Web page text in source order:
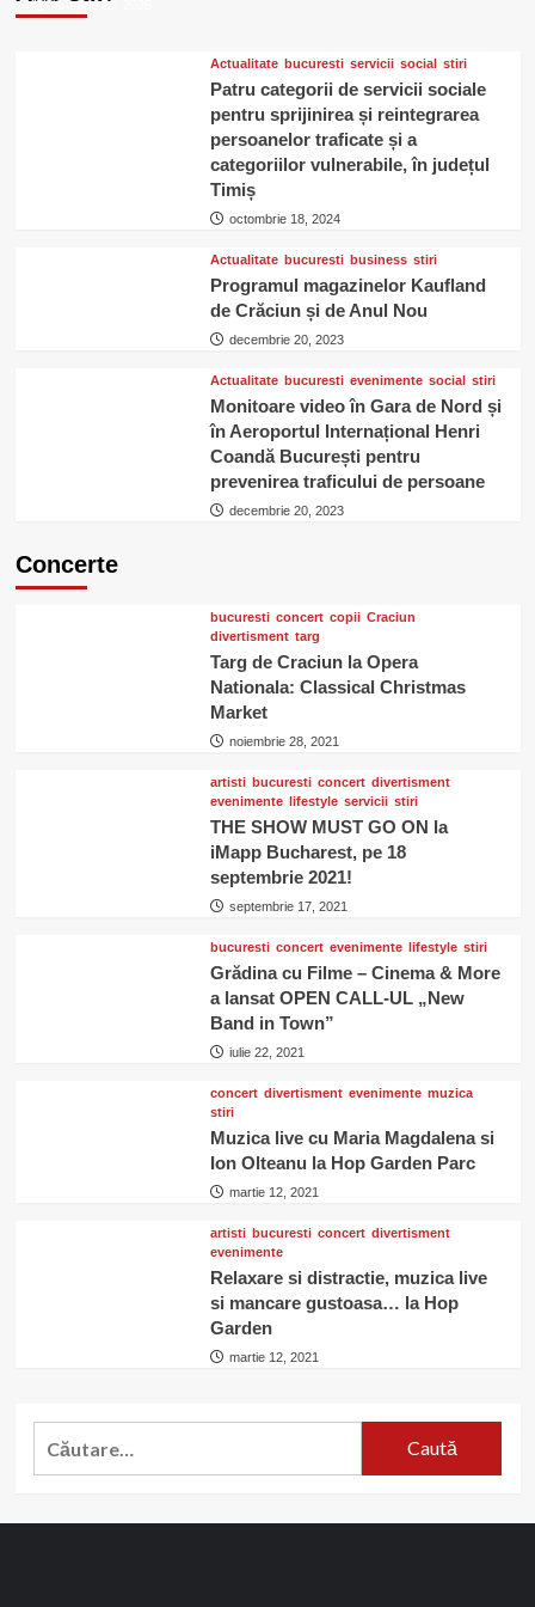
ianuarie 23, 2026
Actualitate bucuresti servicii social stiri
Patru categorii de servicii sociale
pentru sprijinirea și reintegrarea
persoanelor traficate și a
categoriilor vulnerabile, în județul
Timiș
octombrie 18, 2024
Actualitate bucuresti business stiri
Programul magazinelor Kaufland
de Crăciun și de Anul Nou
decembrie 20, 2023
Actualitate bucuresti evenimente social stiri
Monitoare video în Gara de Nord și
în Aeroportul Internațional Henri
Coandă București pentru
prevenirea traficului de persoane
decembrie 20, 2023
Concerte
bucuresti concert copii Craciun
divertisment targ
Targ de Craciun la Opera
Nationala: Classical Christmas
Market
noiembrie 28, 2021
artisti bucuresti concert divertisment
evenimente lifestyle servicii stiri
THE SHOW MUST GO ON la
iMapp Bucharest, pe 18
septembrie 2021!
septembrie 17, 2021
bucuresti concert evenimente lifestyle stiri
Grădina cu Filme – Cinema & More
a lansat OPEN CALL-UL „New
Band in Town”
iulie 22, 2021
concert divertisment evenimente muzica
stiri
Muzica live cu Maria Magdalena si
Ion Olteanu la Hop Garden Parc
martie 12, 2021
artisti bucuresti concert divertisment
evenimente
Relaxare si distractie, muzica live
si mancare gustoasa… la Hop
Garden
martie 12, 2021